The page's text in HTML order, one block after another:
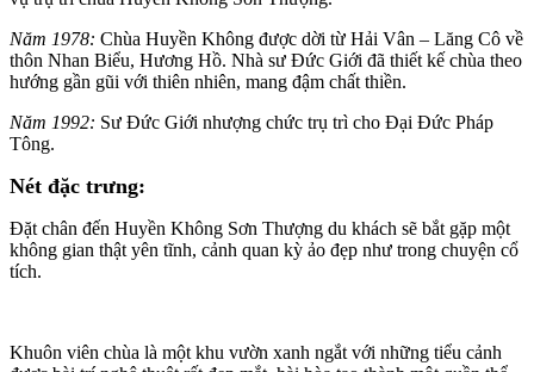
Năm 1978: Chùa Huyền Không được dời từ Hải Vân – Lăng Cô về
thôn Nhan Biểu, Hương Hồ. Nhà sư Đức Giới đã thiết kế chùa theo
hướng gần gũi với thiên nhiên, mang đậm chất thiền.
Năm 1992: Sư Đức Giới nhượng chức trụ trì cho Đại Đức Pháp
Tông.
Nét đặc trưng:
Đặt chân đến Huyền Không Sơn Thượng du khách sẽ bắt gặp một
không gian thật yên tĩnh, cảnh quan kỳ ảo đẹp như trong chuyện cổ
tích.
Khuôn viên chùa là một khu vườn xanh ngắt với những tiểu cảnh